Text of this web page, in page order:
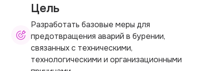
Цель
Разработать базовые меры для
предотвращения аварий в бурении,
связанных с техническими,
технологическими и организационными